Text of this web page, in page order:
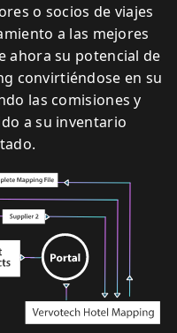
o socios de viajes
a las mejores
ahora su potencial de
convirtiéndose en su
las comisiones y
a su inventario